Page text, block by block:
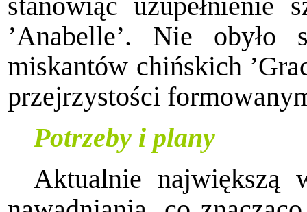
stanowiąc uzupełnienie
’Anabelle’. Nie obyło
miskantów chińskich
przejrzystości
Potrzeby i plany
Aktualnie największą